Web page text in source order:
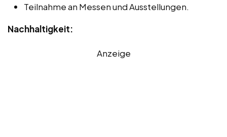
Teilnahme an Messen und Ausstellungen.
Nachhaltigkeit:
Anzeige